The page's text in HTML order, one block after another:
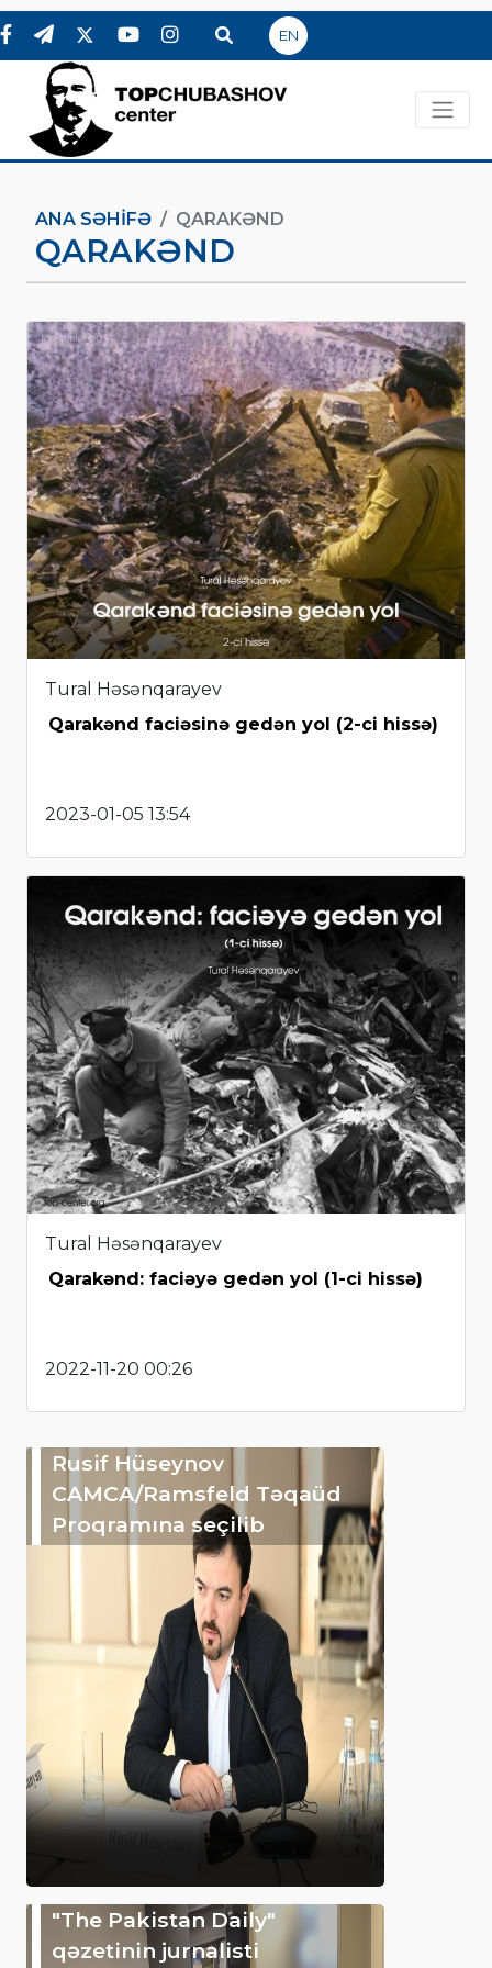
EN
ANA SƏHIFƏ QARAKƏND
QARAKƏND
Tural Həsənqarayev
Qarakənd faciəsinə gedən yol (2-ci hissə)
2023-01-05 13:54
Tural Həsənqarayev
Qarakənd: faciəyə gedən yol (1-ci hissə)
2022-11-20 00:26
Rusif Hüseynov
CAMCA/Ramsfeld Təqaüd
Proqramına seçilib
"The Pakistan Daily"
qəzetinin jurnalisti